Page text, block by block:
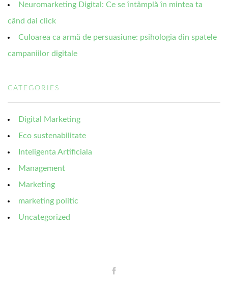
Neuromarketing Digital: Ce se întâmplă în mintea ta
când dai click
Culoarea ca armă de persuasiune: psihologia din spatele
campaniilor digitale
CATEGORIES
Digital Marketing
Eco sustenabilitate
Inteligenta Artificiala
Management
Marketing
marketing politic
Uncategorized